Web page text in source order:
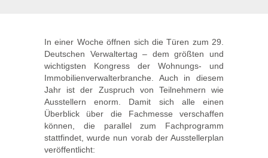
In einer Woche öffnen sich die Türen zum 29.
Deutschen Verwaltertag – dem größten und
wichtigsten Kongress der Wohnungs- und
Immobilienverwalterbranche. Auch in diesem
Jahr ist der Zuspruch von Teilnehmern wie
Ausstellern enorm. Damit sich alle einen
Überblick über die Fachmesse verschaffen
können, die parallel zum Fachprogramm
stattfindet, wurde nun vorab der Ausstellerplan
veröffentlicht: